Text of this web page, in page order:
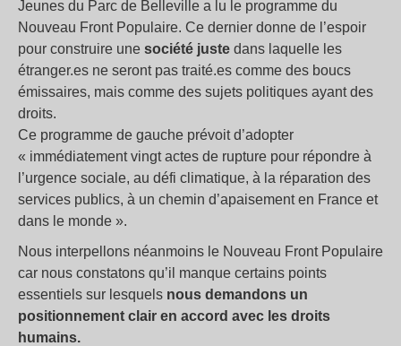
Jeunes du Parc de Belleville a lu le programme du
Nouveau Front Populaire. Ce dernier donne de l’espoir
pour construire une société juste dans laquelle les
étranger.es ne seront pas traité.es comme des boucs
émissaires, mais comme des sujets politiques ayant des
droits.
Ce programme de gauche prévoit d’adopter
« immédiatement vingt actes de rupture pour répondre à
l’urgence sociale, au défi climatique, à la réparation des
services publics, à un chemin d’apaisement en France et
dans le monde ».
Nous interpellons néanmoins le Nouveau Front Populaire
car nous constatons qu’il manque certains points
essentiels sur lesquels nous demandons un
positionnement clair en accord avec les droits
humains.